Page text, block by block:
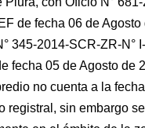
de fecha 06 de Agosto
345-2014-SCR-ZR-N° I-
fecha 05 de Agosto de
no cuenta a la
registral, sin embargo